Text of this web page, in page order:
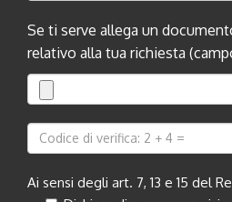
Se ti serve allega un
relativo alla tua richiesta
Ai sensi degli art. 7, 13 e 15 del